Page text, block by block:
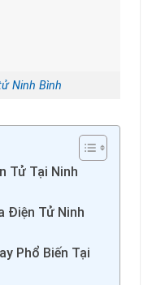
Ninh Bình
Tử Tại Ninh
Điện Tử Ninh
Phổ Biến Tại